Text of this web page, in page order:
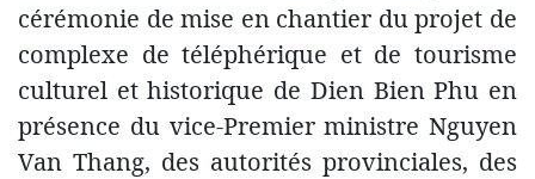
cérémonie de mise en chantier du projet de
complexe de téléphérique et de tourisme
culturel et historique de Dien Bien Phu en
présence du vice-Premier ministre Nguyen
Van Thang, des autorités provinciales, des